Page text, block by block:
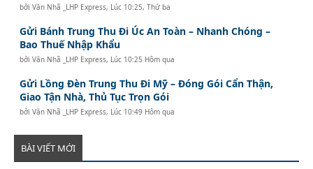
bởiVăn Nhã _LHP Express, Lúc 10:25, Thứ ba
Gửi Bánh Trung Thu Đi Úc An Toàn – Nhanh Chóng –
Bao Thuế Nhập Khẩu
bởiVăn Nhã _LHP Express, Lúc 10:25 Hôm qua
Gửi Lồng Đèn Trung Thu Đi Mỹ – Đóng Gói Cẩn Thận,
Giao Tận Nhà, Thủ Tục Trọn Gói
bởiVăn Nhã _LHP Express, Lúc 10:49 Hôm qua
BÀI VIẾT MỚI